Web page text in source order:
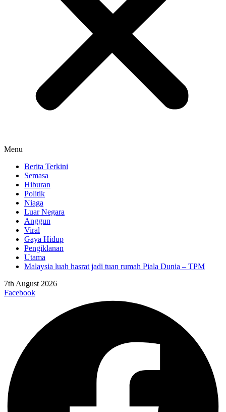
Menu
Berita Terkini
Semasa
Hiburan
Politik
Niaga
Luar Negara
Anggun
Viral
Gaya Hidup
Pengiklanan
Utama
Malaysia luah hasrat jadi tuan rumah Piala Dunia – TPM
7th August 2026
Facebook